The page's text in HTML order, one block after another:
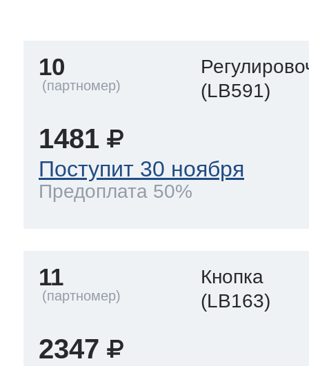
морозилок
холод.камер
10
(LB591)
1481
Поступит 30 ноября
Предоплата 50%
11
Кнопка
(LB163)
2347